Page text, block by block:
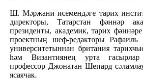
Ш. Мәрҗани исемендәге тарих
директоры, Татарстан фәннәр
президенты, академик, тарих
проектның шеф-редакторы
университетыннан британия
һәм Византиянең урта
профессор Джонатан Шепард
ясаячак.